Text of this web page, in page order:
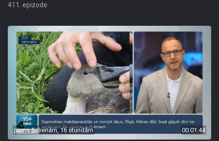
411. epizode
pirms 5 dienām, 16 stundām 00:01:44